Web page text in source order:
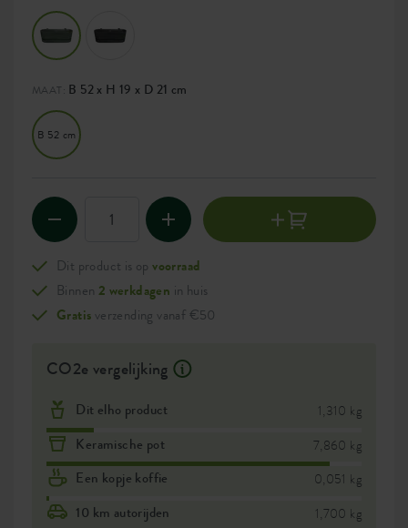
MAAT: B 52 x H 19 x D 21 cm
B 52 cm
Dit product is opvoorraad
Binnen 2 werkdagen in huis
Gratis verzending vanaf €50
CO2e vergelijking
Dit elho product 1,310 kg
Keramische pot 7,860 kg
Een kopje koffie 0,051 kg
10 km autorijden 1,700 kg